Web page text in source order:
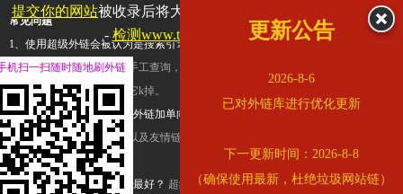
常见问题
1、使用超级外链会被认为是搜索引擎优化作弊吗？ 超级外链只是一个简便而集成
查询工具，模拟的是正常手工查询，不是作弊。如果是作弊，那您可以使用超级外
推广竞争对手的网址，让它k掉。
2、网站优化单纯依靠超级外链加单向链接可行吗？
链，需要结合普通的外链以及友情链接，您可以到站长论坛发布外链，到友情链接
台交换友情链接。
3、如何使用超级外链效果最好？ 超级外链不同于普通的外链，它是动态的链接，
提交你的网站被收录后将大幅提升流量和外链，
查看展示页面
- 检测www.tbqjx.com是否收录更新公告
2026-8-6
已对外链库进行优化更新
下一更新时间：2026-8-8
（确保使用最新，杜绝垃圾网站链）
机扫一扫随时随地刷外链